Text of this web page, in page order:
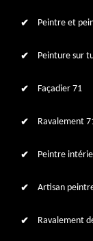
Peintre et
Peinture sur
Façadier 71
Ravalement
Peintre
Artisan
Ravalement